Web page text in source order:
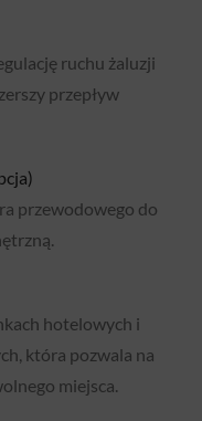
ruchu żaluzji
przepływ
przewodowego do
hotelowych i
która pozwala na
miejsca.